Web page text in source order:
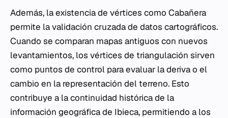
Además, la existencia de vértices como Cabañera
permite la validación cruzada de datos cartográficos.
Cuando se comparan mapas antiguos con nuevos
levantamientos, los vértices de triangulación sirven
como puntos de control para evaluar la deriva o el
cambio en la representación del terreno. Esto
contribuye a la continuidad histórica de la
información geográfica de Ibieca, permitiendo a los